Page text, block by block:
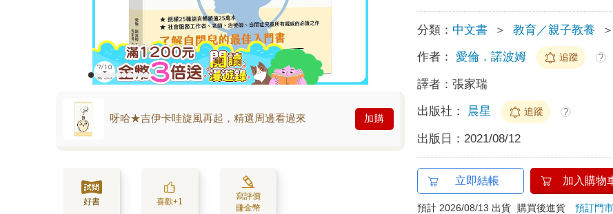
呀哈★吉伊卡哇旋風再起，精選周邊看過來 加購
好書 喜歡+1
寫評價
賺金幣
分類： 中文書 ＞ 教育／親子教養 ＞
作者： 愛倫．諾波姆 追蹤 ?
譯者：張家瑞
出版社： 晨星 追蹤 ?
出版日： 2021/08/12
立即結帳 加入購物
預計 2026/08/13 出貨 購買後進貨預訂門